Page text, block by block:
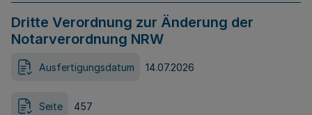
Dritte Verordnung zur Änderung der
Notarverordnung NRW
Ausfertigungsdatum 14.07.2026
Seite 457